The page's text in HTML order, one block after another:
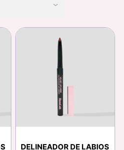
DELINEADOR DE LABIOS